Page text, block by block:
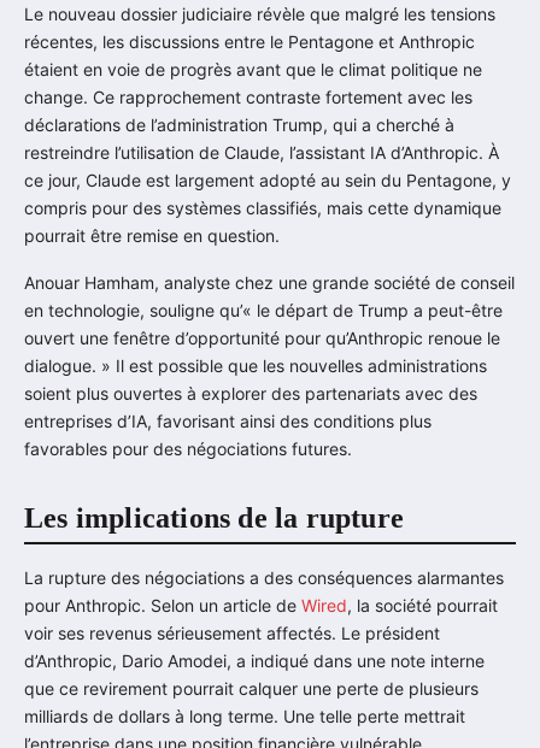
Le nouveau dossier judiciaire révèle que malgré les tensions
récentes, les discussions entre le Pentagone et Anthropic
étaient en voie de progrès avant que le climat politique ne
change. Ce rapprochement contraste fortement avec les
déclarations de l’administration Trump, qui a cherché à
restreindre l’utilisation de Claude, l’assistant IA d’Anthropic. À
ce jour, Claude est largement adopté au sein du Pentagone, y
compris pour des systèmes classifiés, mais cette dynamique
pourrait être remise en question.
Anouar Hamham, analyste chez une grande société de conseil
en technologie, souligne qu’« le départ de Trump a peut-être
ouvert une fenêtre d’opportunité pour qu’Anthropic renoue le
dialogue. » Il est possible que les nouvelles administrations
soient plus ouvertes à explorer des partenariats avec des
entreprises d’IA, favorisant ainsi des conditions plus
favorables pour des négociations futures.
Les implications de la rupture
La rupture des négociations a des conséquences alarmantes
pour Anthropic. Selon un article de Wired, la société pourrait
voir ses revenus sérieusement affectés. Le président
d’Anthropic, Dario Amodei, a indiqué dans une note interne
que ce revirement pourrait calquer une perte de plusieurs
milliards de dollars à long terme. Une telle perte mettrait
l’entreprise dans une position financière vulnérable.